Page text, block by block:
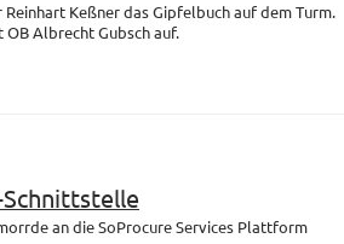
Keßner das Gipfelbuch auf dem Turm.
Albrecht Gubsch auf.
an die SoProcure Services Plattform